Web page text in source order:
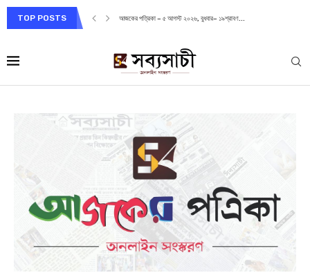
TOP POSTS আজকের পত্রিকা – ৫ আগস্ট ২০২৬, বুধবার– ১৯শ্রাবণ...